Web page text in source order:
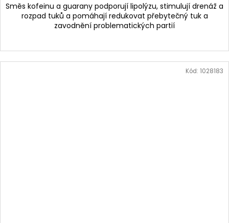
Směs kofeinu a guarany podporují lipolýzu, stimulují drenáž a
rozpad tuků a pomáhají redukovat přebytečný tuk a
zavodnění problematických partií
Kód: 1028183